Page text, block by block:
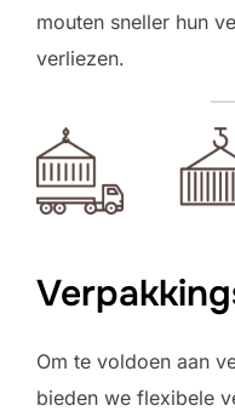
mouten sneller hun
verliezen.
Om te voldoen aan
bieden we flexibele